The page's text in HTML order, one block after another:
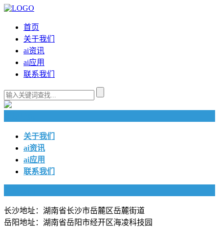
首页
关于我们
ai资讯
ai应用
联系我们
关于我们
ai资讯
ai应用
联系我们
长沙地址：湖南省长沙市岳麓区岳麓街道
岳阳地址：湖南省岳阳市经开区海凌科技园